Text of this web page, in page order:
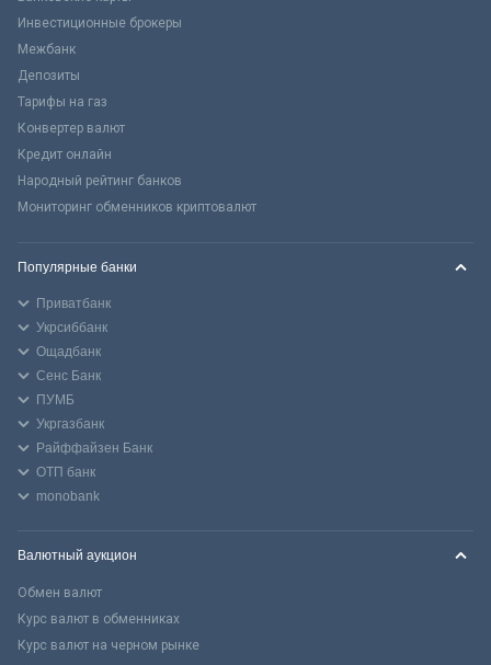
Инвестиционные брокеры
Межбанк
Депозиты
Тарифы на газ
Конвертер валют
Кредит онлайн
Народный рейтинг банков
Мониторинг обменников криптовалют
Популярные банки
Приватбанк
Укрсиббанк
Ощадбанк
Сенс Банк
ПУМБ
Укргазбанк
Райффайзен Банк
ОТП банк
monobank
Валютный аукцион
Обмен валют
Курс валют в обменниках
Курс валют на черном рынке